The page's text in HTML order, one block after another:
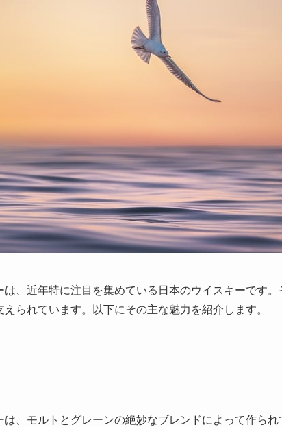
は、近年特に注目を集めている日本のウイスキーです
えられています。以下にその主な魅力を紹介します。
、モルトとグレーンの絶妙なブレンドによって作られ